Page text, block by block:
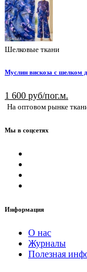
Шелковые ткани
Муслин вискоза с шелком
1 600 руб/пог.м.
На оптовом рынке
Мы в соцсетях
Информация
О нас
Журналы
Полезная